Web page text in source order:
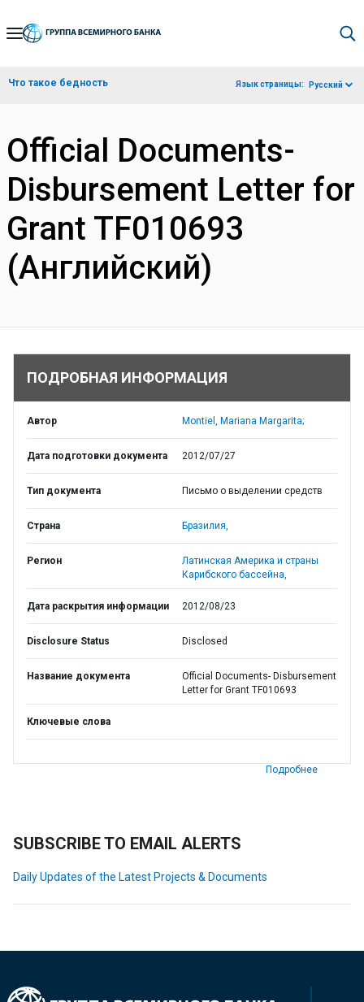
Skip
Navigation
Что такое бедность Язык страницы: Русский
Official Documents-
Disbursement Letter for
Grant TF010693
(Английский)
ПОДРОБНАЯ ИНФОРМАЦИЯ
Автор Montiel, Mariana Margarita;
Дата подготовки документа 2012/07/27
Тип документа Письмо о выделении средств
Страна Бразилия,
Регион
Латинская Америка и страны
Карибского бассейна,
Дата раскрытия информации 2012/08/23
Disclosure Status Disclosed
Название документа
Official Documents- Disbursement
Letter for Grant TF010693
Ключевые слова
Подробнее
SUBSCRIBE TO EMAIL ALERTS
Daily Updates of the Latest Projects & Documents